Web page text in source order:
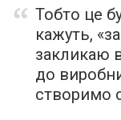
Тобто це
кажуть,
закликаю
до
створимо